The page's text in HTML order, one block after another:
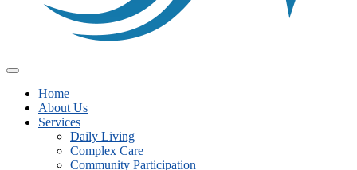
Home
About Us
Services
Daily Living
Complex Care
Community Participation